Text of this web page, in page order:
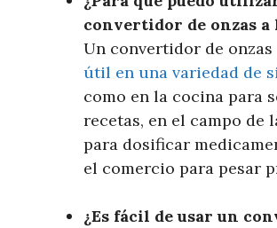
convertidor de onzas a
Un convertidor de onzas
útil en una variedad de
como en la cocina para
recetas, en el campo de
para dosificar
el comercio para pesar
¿Es fácil de usar un